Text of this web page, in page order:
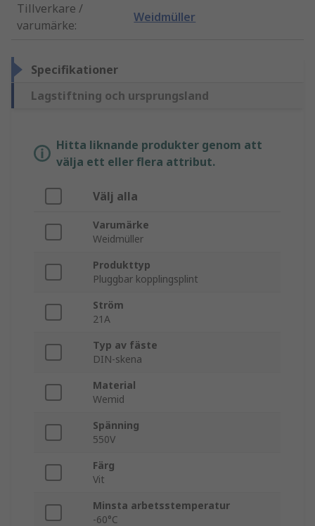
Tillverkare /
varumärke:
Weidmüller
Specifikationer
Lagstiftning och ursprungsland
Hitta liknande produkter genom att
välja ett eller flera attribut.
Välj alla
Varumärke
Weidmüller
Produkttyp
Pluggbar kopplingsplint
Ström
21A
Typ av fäste
DIN-skena
Material
Wemid
Spänning
550V
Färg
Vit
Minsta arbetsstemperatur
-60°C